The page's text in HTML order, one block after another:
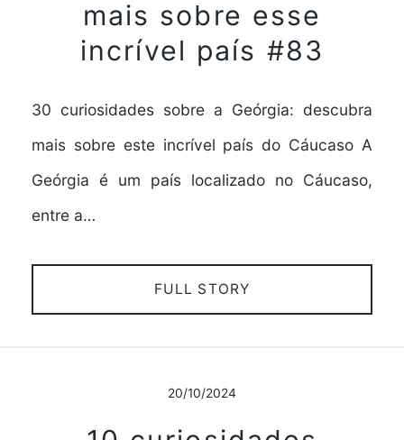
mais sobre esse
incrível país #83
30 curiosidades sobre a Geórgia: descubra
mais sobre este incrível país do Cáucaso A
Geórgia é um país localizado no Cáucaso,
entre a…
FULL STORY
20/10/2024